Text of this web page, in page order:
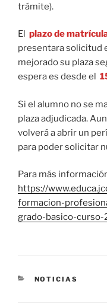
trámite).
El plazo de
presentara solicitud
mejorado su plaza
espera es desde el
Si el alumno no se
plaza adjudicada.
volverá a abrir un
para poder solicitar
Para más
https://
formacion-
grado-basico-
CATEGORÍAS
NOTICIAS